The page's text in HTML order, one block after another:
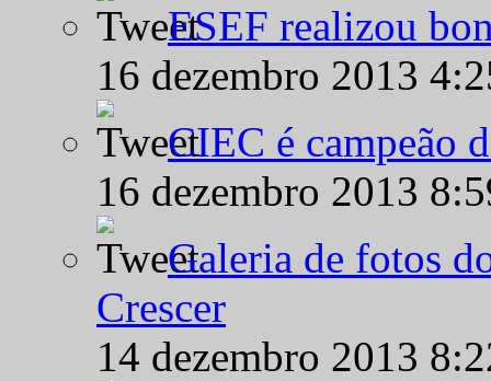
ESEF realizou
16 dezembro 2013
CIEC é campeão
16 dezembro 2013
Galeria de fotos
Crescer
14 dezembro 2013